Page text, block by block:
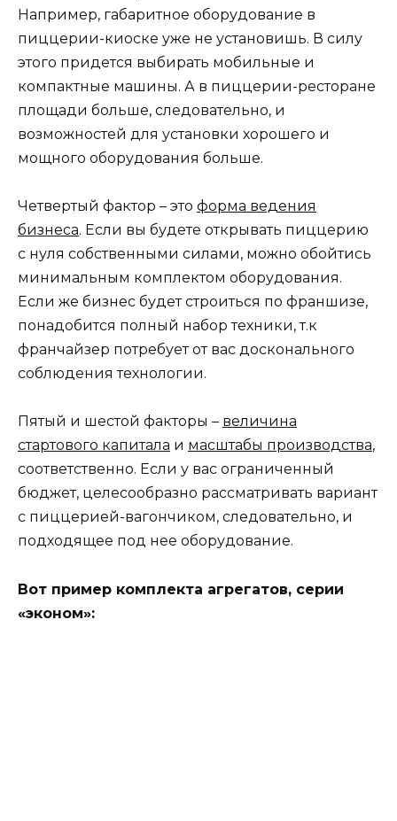
Например, габаритное оборудование в
пиццерии-киоске уже не установишь. В силу
этого придется выбирать мобильные и
компактные машины. А в пиццерии-ресторане
площади больше, следовательно, и
возможностей для установки хорошего и
мощного оборудования больше.
Четвертый фактор – это форма ведения
бизнеса. Если вы будете открывать пиццерию
с нуля собственными силами, можно обойтись
минимальным комплектом оборудования.
Если же бизнес будет строиться по франшизе,
понадобится полный набор техники, т.к
франчайзер потребует от вас досконального
соблюдения технологии.
Пятый и шестой факторы – величина
стартового капитала и масштабы производства,
соответственно. Если у вас ограниченный
бюджет, целесообразно рассматривать вариант
с пиццерией-вагончиком, следовательно, и
подходящее под нее оборудование.
Вот пример комплекта агрегатов, серии
«эконом»: